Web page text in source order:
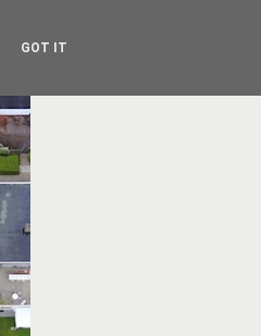
GOT IT